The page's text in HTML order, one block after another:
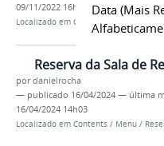
Data (mais
09/11/2022 16h23
Localizado em Contents /
Reserva da Sala de
pordanielrocha
— publicado 16/04/2024 — última
16/04/2024 14h03
Localizado em Contents / Menu /